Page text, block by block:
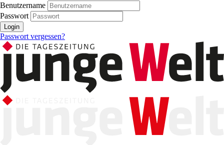
Benutzername
Passwort
Login
Passwort vergessen?